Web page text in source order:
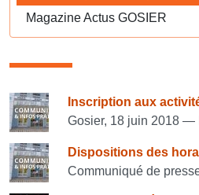
Magazine Actus GOSIER
Consulter également
Inscription aux
Gosier, 18 juin 2018 —
Dispositions des
Communiqué de